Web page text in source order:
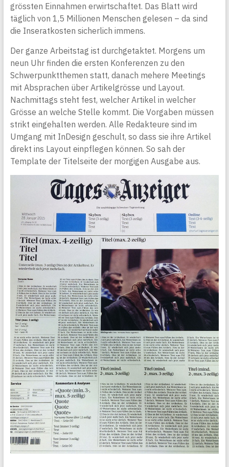
grössten Einnahmen erwirtschaftet. Das Blatt wird
täglich von 1,5 Millionen Menschen gelesen – da sind
die Inseratkosten sicherlich immens.
Der ganze Arbeitstag ist durchgetaktet. Morgens um
neun Uhr finden die ersten Konferenzen zu den
Schwerpunktthemen statt, danach mehere Meetings
mit Absprachen über Artikelgrösse und Layout.
Nachmittags steht fest, welcher Artikel in welcher
Grösse an welche Stelle kommt. Die Vorgaben müssen
strikt eingehalten werden. Alle Redakteure sind im
Umgang mit InDesign geschult, so dass sie ihre Artikel
direkt ins Layout einpflegen können. So sah der
Template der Titelseite der morgigen Ausgabe aus.